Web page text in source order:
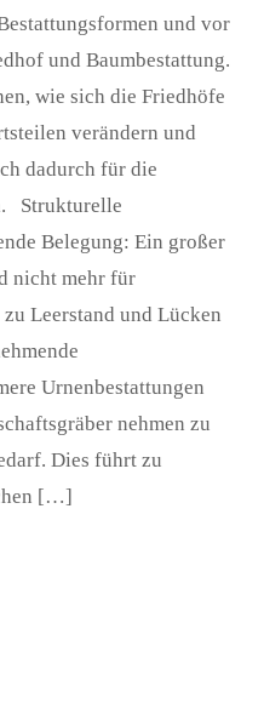
und vor
und Baumbestattung.
wie sich die Friedhöfe
verändern und
dadurch für die
Strukturelle
Belegung: Ein großer
nicht mehr für
Leerstand und Lücken
Urnenbestattungen
nehmen zu
Dies führt zu
[…]